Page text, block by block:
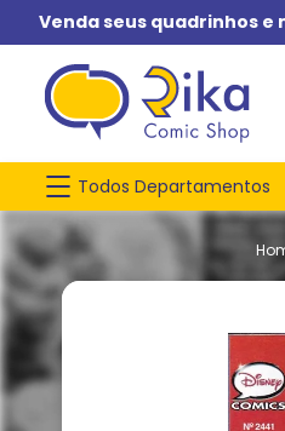
Venda seus quadrinhos e
Todos Departamentos